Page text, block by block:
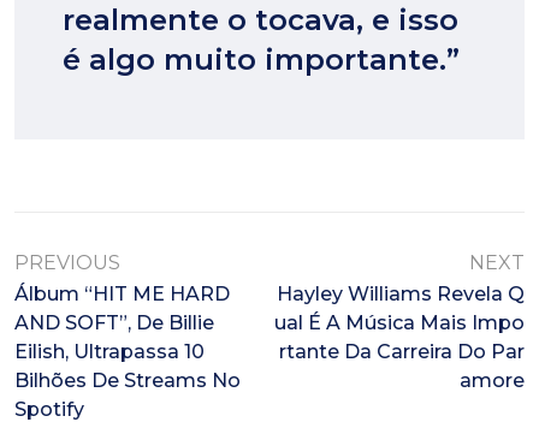
realmente o tocava, e isso
é algo muito importante.”
PREVIOUS
Álbum “HIT ME HARD
AND SOFT”, De Billie
Eilish, Ultrapassa 10
Bilhões De Streams No
Spotify
NEXT
Hayley Williams Revela Q
Ual É A Música Mais Impo
Rtante Da Carreira Do Par
Amore